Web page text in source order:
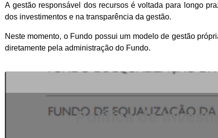
A gestão responsável dos recursos é voltada para longo
dos investimentos e na transparência da gestão.
Neste momento, o Fundo possui um modelo de gestão
diretamente pela administração do Fundo.
Política de